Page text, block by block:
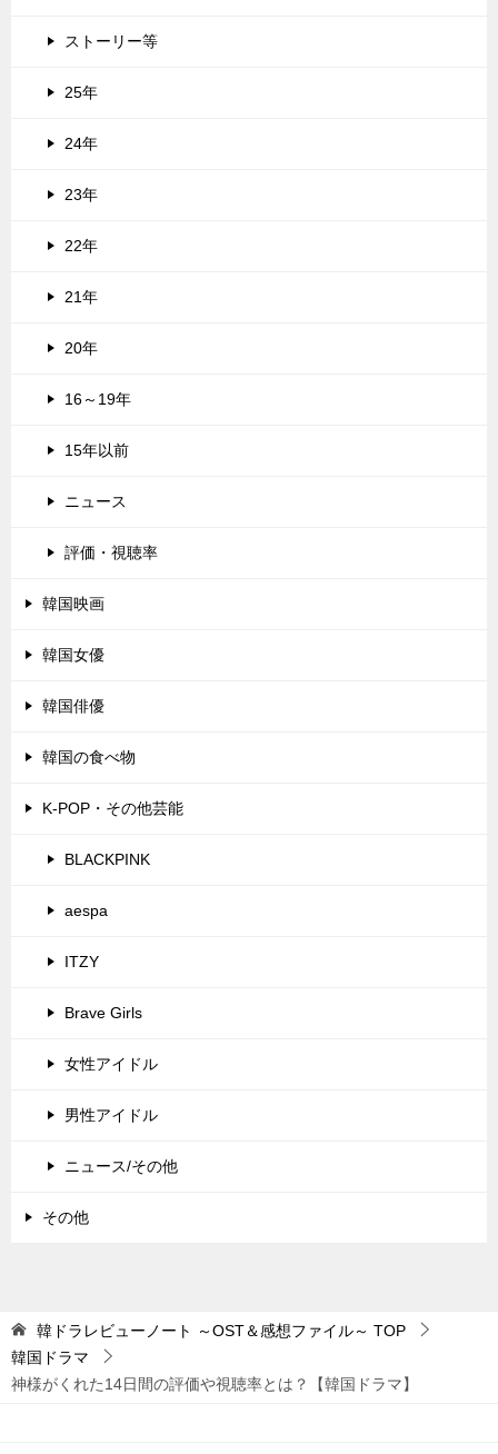
ストーリー等
25年
24年
23年
22年
21年
20年
16～19年
15年以前
ニュース
評価・視聴率
韓国映画
韓国女優
韓国俳優
韓国の食べ物
K-POP・その他芸能
BLACKPINK
aespa
ITZY
Brave Girls
女性アイドル
男性アイドル
ニュース/その他
その他
韓ドラレビューノート ～OST＆感想ファイル～ TOP
韓国ドラマ
神様がくれた14日間の評価や視聴率とは？【韓国ドラマ】